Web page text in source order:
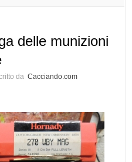
delle munizioni
da Cacciando.com